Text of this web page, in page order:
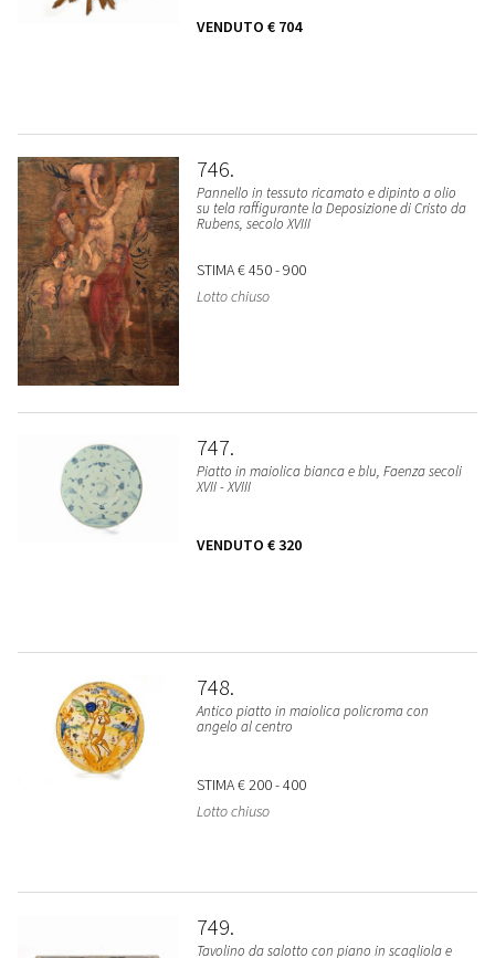
VENDUTO € 704
746
Pannello in tessuto ricamato e dipinto a olio
su tela raffigurante la Deposizione di Cristo da
Rubens, secolo XVIII
STIMA€ 450 - 900
Lotto chiuso
747
Piatto in maiolica bianca e blu, Faenza secoli
XVII - XVIII
VENDUTO € 320
748
Antico piatto in maiolica policroma con
angelo al centro
STIMA€ 200 - 400
Lotto chiuso
749
Tavolino da salotto con piano in scagliola e